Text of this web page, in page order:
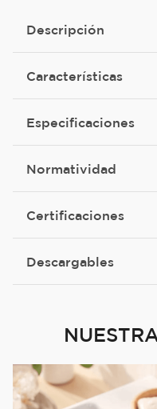
Descripción
Características
Especificaciones
Normatividad
Certificaciones
Descargables